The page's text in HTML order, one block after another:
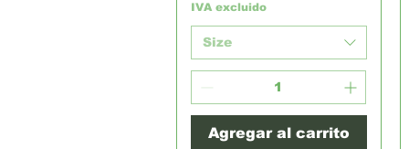
IVA excluido
Size
Agregar al carrito